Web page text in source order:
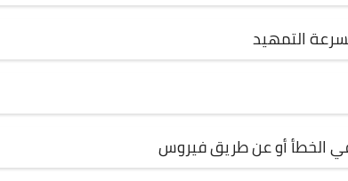
التمهيد
الخطأ أو عن طريق فيروس